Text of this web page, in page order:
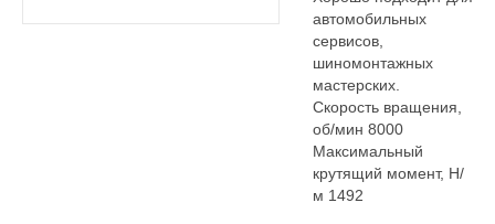
автомобильных
сервисов,
шиномонтажных
мастерских.
Скорость вращения,
об/мин 8000
Максимальный
крутящий момент, Н/
м 1492